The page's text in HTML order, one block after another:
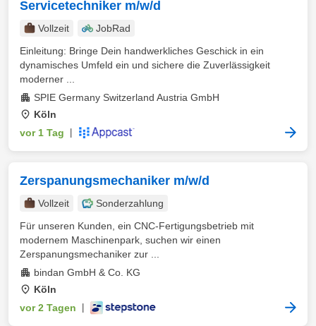
Servicetechniker m/w/d
Vollzeit
JobRad
Einleitung: Bringe Dein handwerkliches Geschick in ein
dynamisches Umfeld ein und sichere die Zuverlässigkeit
moderner ...
SPIE Germany Switzerland Austria GmbH
Köln
vor 1 Tag
Zerspanungsmechaniker m/w/d
Vollzeit
Sonderzahlung
Für unseren Kunden, ein CNC-Fertigungsbetrieb mit
modernem Maschinenpark, suchen wir einen
Zerspanungsmechaniker zur ...
bindan GmbH & Co. KG
Köln
vor 2 Tagen